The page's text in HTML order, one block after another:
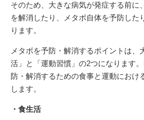
そのため、大きな病気が発症する前に
を解消したり、メタボ自体を予防した
ります。
メタボを予防・解消するポイントは、
活」と「運動習慣」の2つになります
防・解消するための食事と運動におけ
します。
・食生活